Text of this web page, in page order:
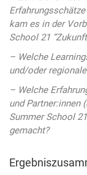
kam es in der
School 21
– Welche
und/oder
– Welche
und Partner:innen
Summer School
gemacht?